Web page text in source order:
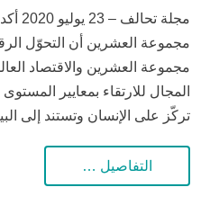
مجموعة العشرين أن التحوّل
مجموعة العشرين والاقتصاد
المجال للارتقاء بمعايير
تركّز على الإنسان وتستند إلى
التفاصيل …